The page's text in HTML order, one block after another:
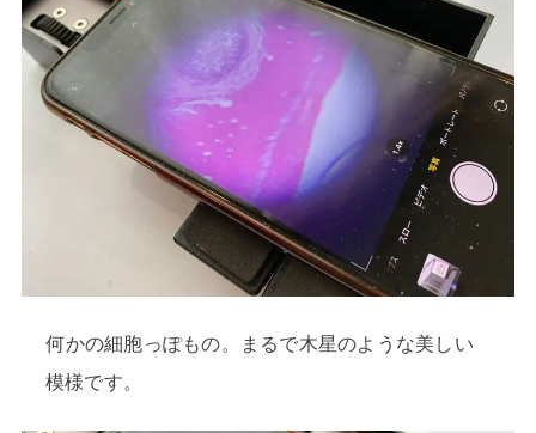
何かの細胞っぽもの。まるで木星のような美しい
模様です。